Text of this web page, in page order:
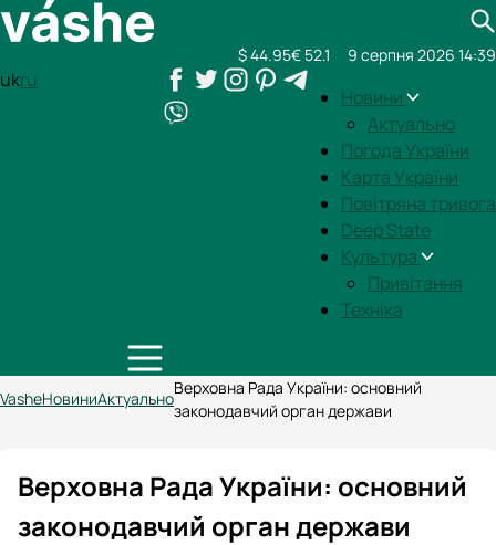
ukru
Новини
Актуально
Погода України
Карта України
Повітряна тривога
Deep State
Культура
Привітання
Техніка
$ 44.95€ 52.1 9 серпня 2026 14:39
VasheНовиниАктуально
Верховна Рада України: основний
законодавчий орган держави
Верховна Рада України: основний
законодавчий орган держави